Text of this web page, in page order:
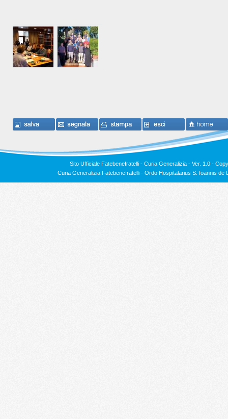
Sito Ufficiale Fatebenefratelli - Curia Generalizia - Ver. 1.0 -
Curia Generalizia Fatebenefratelli - Ordo Hospitalarius S. Ioannis